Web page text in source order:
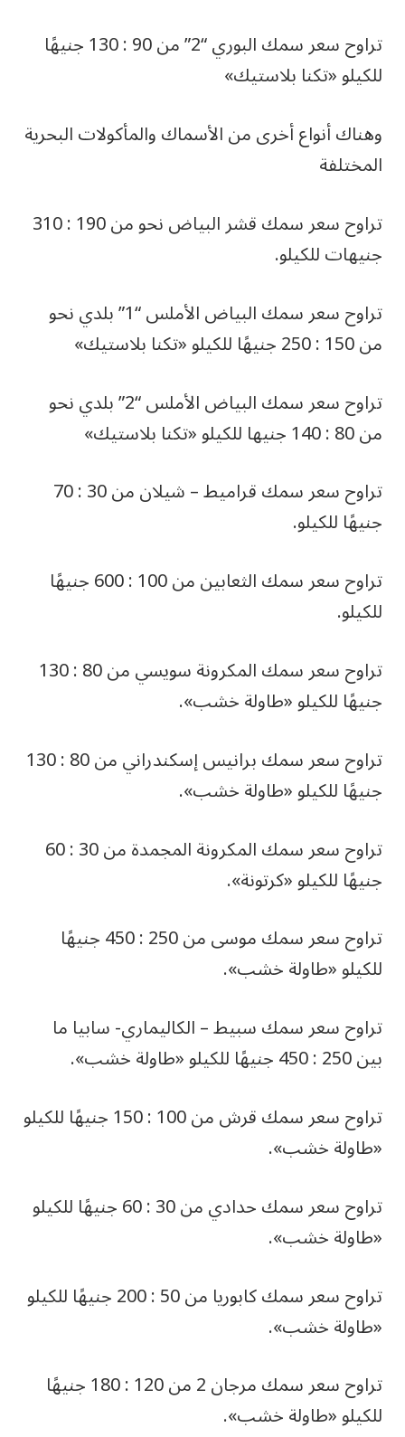
تراوح سعر سمك البوري “2” من 90 : 130 جنيهًا
للكيلو «تكنا بلاستيك»
وهناك أنواع أخرى من الأسماك والمأكولات البحرية
المختلفة
تراوح سعر سمك قشر البياض نحو من 190 : 310
جنيهات للكيلو.
تراوح سعر سمك البياض الأملس “1” بلدي نحو
من 150 : 250 جنيهًا للكيلو «تكنا بلاستيك»
تراوح سعر سمك البياض الأملس “2” بلدي نحو
من 80 : 140 جنيها للكيلو «تكنا بلاستيك»
تراوح سعر سمك قراميط – شيلان من 30 : 70
جنيهًا للكيلو.
تراوح سعر سمك الثعابين من 100 : 600 جنيهًا
للكيلو.
تراوح سعر سمك المكرونة سويسي من 80 : 130
جنيهًا للكيلو «طاولة خشب».
تراوح سعر سمك برانيس إسكندراني من 80 : 130
جنيهًا للكيلو «طاولة خشب».
تراوح سعر سمك المكرونة المجمدة من 30 : 60
جنيهًا للكيلو «كرتونة».
تراوح سعر سمك موسى من 250 : 450 جنيهًا
للكيلو «طاولة خشب».
تراوح سعر سمك سبيط – الكاليماري- سابيا ما
بين 250 : 450 جنيهًا للكيلو «طاولة خشب».
تراوح سعر سمك قرش من 100 : 150 جنيهًا للكيلو
«طاولة خشب».
تراوح سعر سمك حدادي من 30 : 60 جنيهًا للكيلو
«طاولة خشب».
تراوح سعر سمك كابوريا من 50 : 200 جنيهًا للكيلو
«طاولة خشب».
تراوح سعر سمك مرجان 2 من 120 : 180 جنيهًا
للكيلو «طاولة خشب».